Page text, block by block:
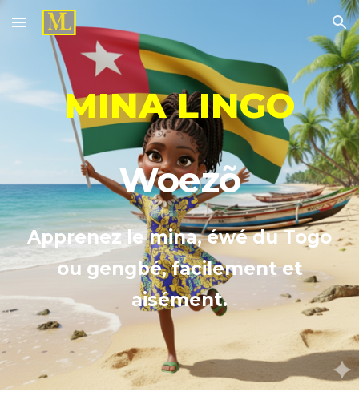
Skip to main content Skip to navigation
MINA LINGO
Woezõ
Apprenez le mina,éwédu Togo
ou gengbé, facilement et
aisément.